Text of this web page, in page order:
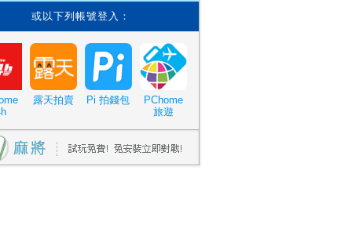
或以下列帳號登入：
露天拍賣 Pi 拍錢包
PChome
旅遊